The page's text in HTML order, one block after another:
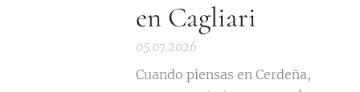
en Cagliari
05.07.2026
Cuando piensas en Cerdeña,